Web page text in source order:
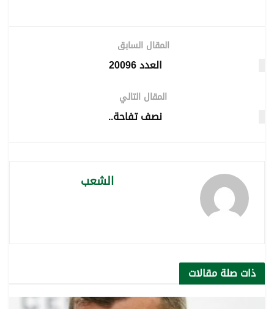
المقال السابق
العدد 20096
المقال التالي
نصف تفاحة..
الشعب
ذات صلةمقالات